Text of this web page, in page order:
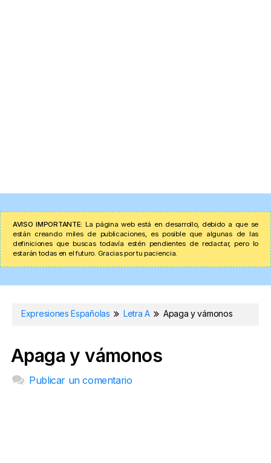
AVISO IMPORTANTE: La página web está en desarrollo, debido a que se
están creando miles de publicaciones, es posible que algunas de las
definiciones que buscas todavía estén pendientes de redactar, pero lo
estarán todas en el futuro. Gracias por tu paciencia.
Expresiones Españolas Letra A Apaga y vámonos
Apaga y vámonos
Publicar un comentario